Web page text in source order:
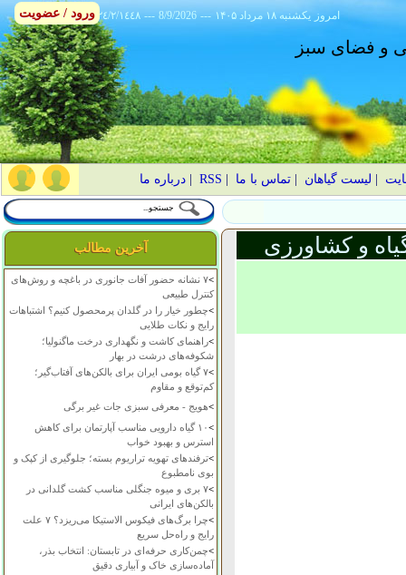
٢٤/٢/١٤٤٨ --- 8/9/2026 --- ۱۴۰۵ يکشنبه ۱۸ مرداد امروز
و فضای سبز
لیست گیاهان |تماس با ما RSS
|درباره ما
آخرین مطالب
>
۷ نشانه حضور آفات جانوری در باغچه و روش‌های
کنترل طبیعی
>چطور خیار را در گلدان پرمحصول کنیم؟ اشتباهات
رایج و نکات طلایی
>راهنمای کاشت و نگهداری درخت ماگنولیا؛
شکوفه‌های درشت در بهار
>
۷ گیاه بومی ایران برای بالکن‌های آفتاب‌گیر؛
کم‌توقع و مقاوم
>هویج - معرفی سبزی جات غیر برگی
>
۱۰ گیاه دارویی مناسب آپارتمان برای کاهش
استرس و بهبود خواب
>ترفندهای تهویه تراریوم بسته؛ جلوگیری از کپک و
بوی نامطبوع
>
۷ بری و میوه جنگلی مناسب کشت گلدانی در
بالکن‌های ایرانی
>
چرا برگ‌های فیکوس الاستیکا می‌ریزد؟ ۷ علت
رایج و راه‌حل سریع
>چمن‌کاری حرفه‌ای در تابستان: انتخاب بذر،
آماده‌سازی خاک و آبیاری دقیق
و کشاورزی
ورود / عضویت